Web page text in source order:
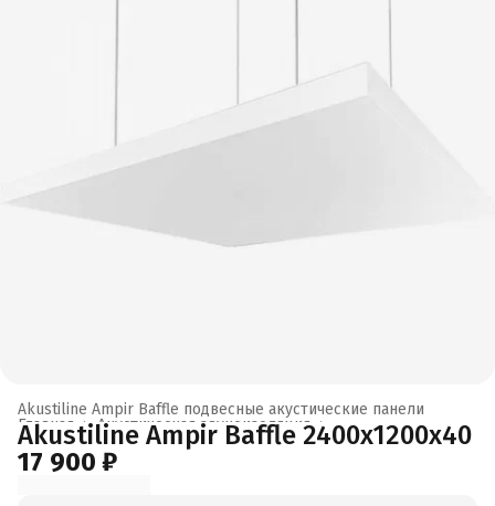
Akustiline Ampir Baffle подвесные акустические панели
Акустическая звукоизоляция ›
Главная ›
Akustiline Ampir Baffle 2400x1200x40
17 900 ₽